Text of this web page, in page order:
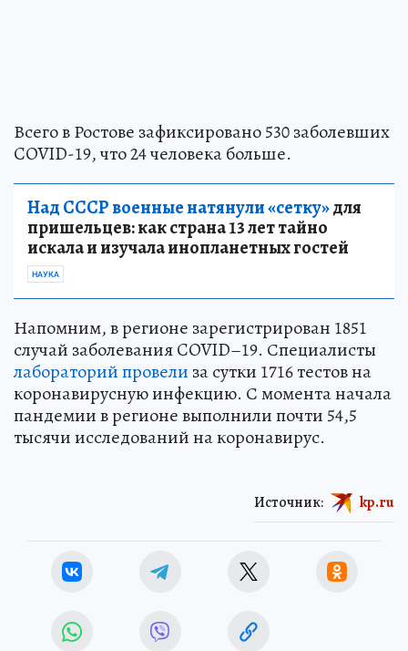
Всего в Ростове зафиксировано 530 заболевших
COVID-19, что 24 человека больше.
Над СССР военные натянули «сетку»для
пришельцев: как страна 13 лет тайно
искала и изучала инопланетных гостей
НАУКА
Напомним, в регионе зарегистрирован 1851
случай заболевания COVID–19. Специалисты
лабораторий провели за сутки 1716 тестов на
коронавирусную инфекцию. С момента начала
пандемии в регионе выполнили почти 54,5
тысячи исследований на коронавирус.
Источник: kp.ru